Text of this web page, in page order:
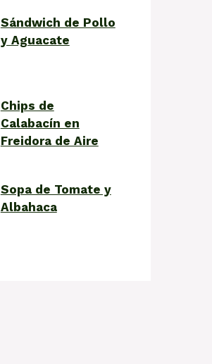
Sándwich de Pollo
y Aguacate
Chips de
Calabacín en
Freidora de Aire
Sopa de Tomate y
Albahaca